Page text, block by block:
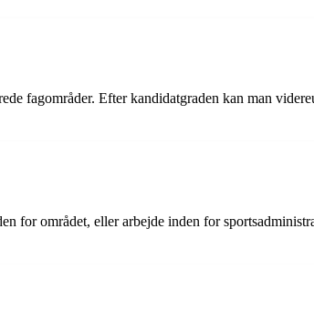
fagområder. Efter kandidatgraden kan man
for området, eller arbejde inden for